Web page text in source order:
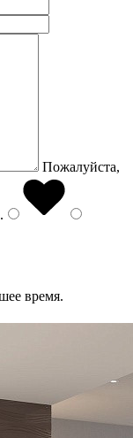
Пожалуйста,
.
время.